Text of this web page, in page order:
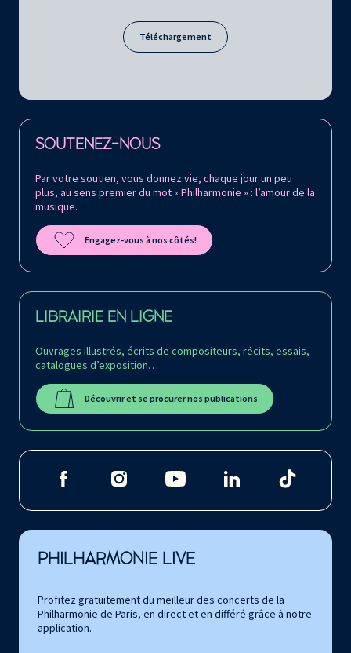
Téléchargement
SOUTENEZ-NOUS
Par votre soutien, vous donnez vie, chaque jour un peu
plus, au sens premier du mot « Philharmonie » : l’amour de la
musique.
Engagez-vous à nos côtés!
LIBRAIRIE EN LIGNE
Ouvrages illustrés, écrits de compositeurs, récits, essais,
catalogues d’exposition…
Découvrir et se procurer nos publications
Retrouvez la Philharmonie de Paris sur
PHILHARMONIE LIVE
Profitez gratuitement du meilleur des concerts de la
Philharmonie de Paris, en direct et en différé grâce à notre
application.